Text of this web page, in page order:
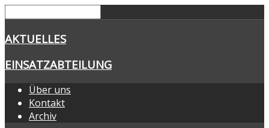
AKTUELLES
EINSATZABTEILUNG
Über uns
Kontakt
Archiv